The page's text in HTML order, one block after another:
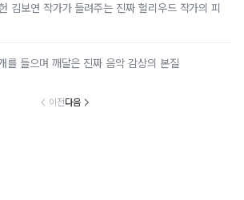
김보연 작가가 들려주는 진짜 헐리우드 작가의 피
들으며 깨달은 진짜 음악 감상의 본질
이전다음